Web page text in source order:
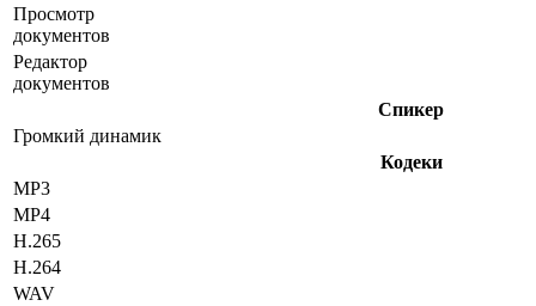
Просмотр
документов
Редактор
документов
Спикер
Громкий динамик
Кодеки
MP3
MP4
H.265
H.264
WAV